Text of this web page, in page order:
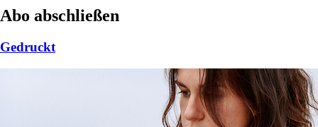
Abo abschließen
Gedruckt